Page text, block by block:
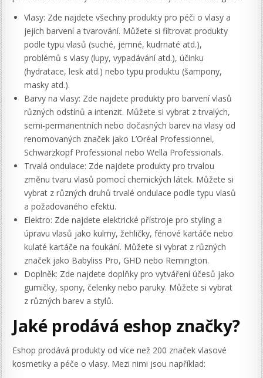
Vlasy: Zde najdete všechny produkty pro péči o vlasy a
jejich barvení a tvarování. Můžete si filtrovat produkty
podle typu vlasů (suché, jemné, kudrnaté atd.),
problémů s vlasy (lupy, vypadávání atd.), účinku
(hydratace, lesk atd.) nebo typu produktu (šampony,
masky atd.).
Barvy na vlasy: Zde najdete produkty pro barvení vlasů
různých odstínů a intenzit. Můžete si vybrat z trvalých,
semi-permanentních nebo dočasných barev na vlasy od
renomovaných značek jako L’Oréal Professionnel,
Schwarzkopf Professional nebo Wella Professionals.
Trvalá ondulace: Zde najdete produkty pro trvalou
změnu tvaru vlasů pomocí chemických látek. Můžete si
vybrat z různých druhů trvalé ondulace podle typu vlasů
a požadovaného efektu.
Elektro: Zde najdete elektrické přístroje pro styling a
úpravu vlasů jako kulmy, žehličky, fénové kartáče nebo
kulaté kartáče na foukání. Můžete si vybrat z různých
značek jako Babyliss Pro, GHD nebo Remington.
Doplněk: Zde najdete doplňky pro vytváření účesů jako
gumičky, spony, čelenky nebo paruky. Můžete si vybrat
z různých barev a stylů.
Jaké prodává eshop značky?
Eshop prodává produkty od více než 200 značek vlasové
kosmetiky a péče o vlasy. Mezi nimi jsou například: